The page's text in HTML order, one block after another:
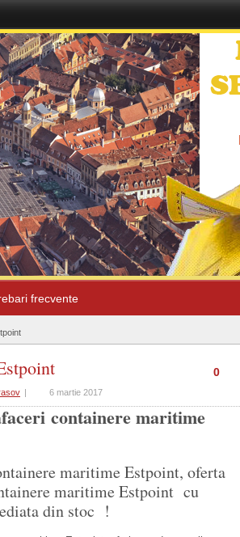
frecvente
0
| 6 martie 2017
containere maritime
maritime Estpoint, oferta
maritime Estpoint cu
din stoc !